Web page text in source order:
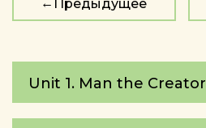
Предыдущее
Unit 1. Man the Creator